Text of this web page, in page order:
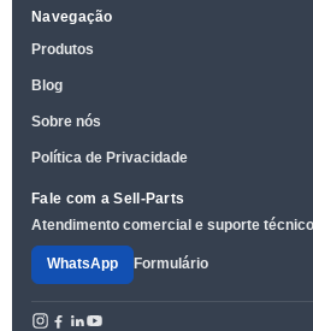
Navegação
Produtos
Blog
Sobre nós
Política de Privacidade
Fale com a Sell-Parts
Atendimento comercial e suporte
WhatsApp Formulário